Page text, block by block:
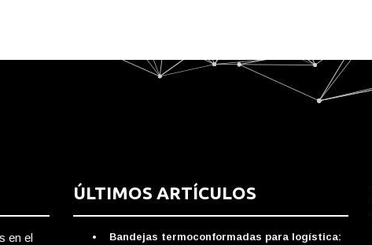
en el
ÚLTIMOS ARTÍCULOS
Bandejas termoconformadas para logística: